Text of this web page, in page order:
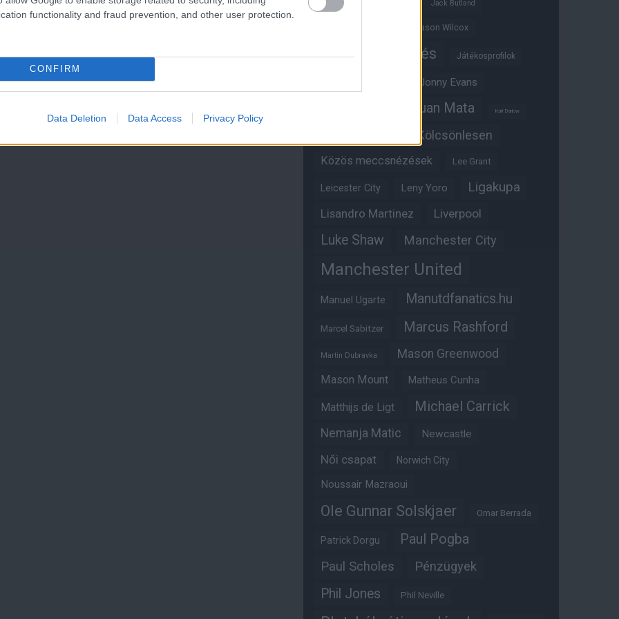
functionality and fraud prevention, and other user protection.
CONFIRM
Data Deletion Data Access Privacy Policy
Hull City Jack Butland
Jason Wilcox
Játékosértékelés Játékosprofilok
Jonny Evans
Juan Mata Karl Darlow
Kölcsönlesen
Közös meccsnézések Lee Grant
Leicester City Leny Yoro Ligakupa
Lisandro Martinez Liverpool
Luke Shaw Manchester City
Manchester United
Manuel Ugarte Manutdfanatics.hu
Marcel Sabitzer Marcus Rashford
Martin Dubravka Mason Greenwood
Mason Mount Matheus Cunha
Matthijs de Ligt Michael Carrick
Nemanja Matic Newcastle
Női csapat Norwich City
Noussair Mazraoui
Ole Gunnar Solskjaer Omar Berrada
Patrick Dorgu Paul Pogba
Paul Scholes Pénzügyek
Phil Jones Phil Neville